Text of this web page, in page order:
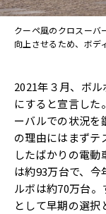
クーペ風のクロスーバ
向上させるため、ボデ
2021年３月、ボ
にすると宣言した
ーバルでの状況を
の理由にはまずテ
したばかりの電
は約93万台で、
ルボは約70万台
として早期の選